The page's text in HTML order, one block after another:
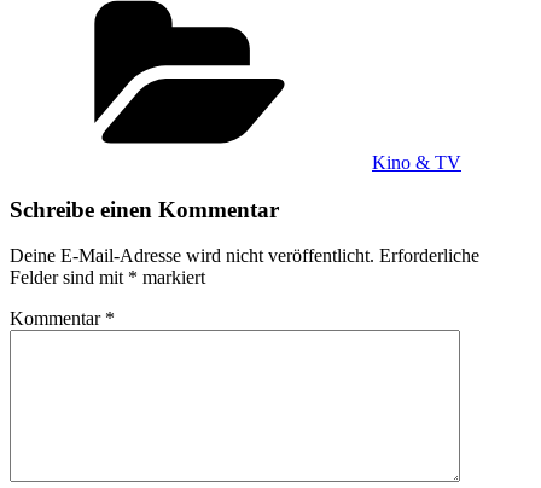
Kino & TV
Schreibe einen Kommentar
Deine E-Mail-Adresse wird nicht veröffentlicht. Erforderliche
Felder sind mit * markiert
Kommentar *